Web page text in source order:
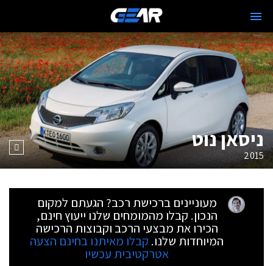
ניסאן נוט
2015
מעוניינים ברכישת רכב? הגעתם למקום
הנכון. קבלו מהמומחים שלנו ייעוץ חינם,
הכירו את מבצעי הרכב וקבוצות הרכישה
המיוחדות שלנו. קבלו מאיתנו בחינם הצעה
אטרקטיבית עכשיו